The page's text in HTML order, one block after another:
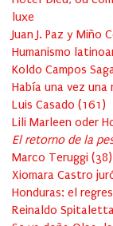
luxe
Juan J. Paz y Miño
Humanismo
Koldo Campos
Había una vez una
Luis Casado (161 )
Lili Marleen oder
El retorno de la
Marco Teruggi (38)
Xiomara Castro
Honduras: el
Reinaldo